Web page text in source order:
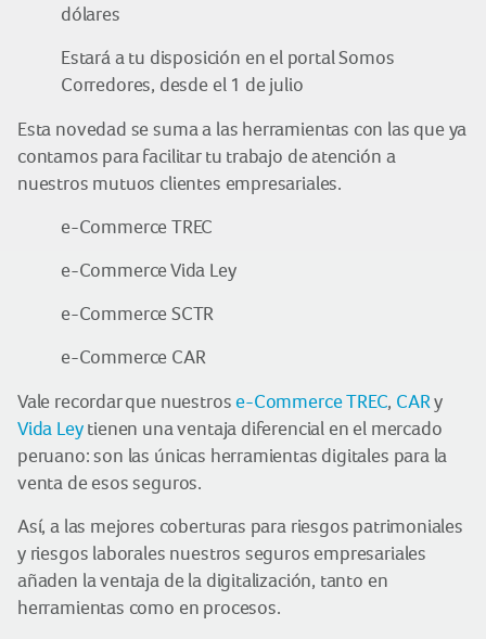
dólares
Estará a tu disposición en el portal Somos
Corredores, desde el 1 de julio
Esta novedad se suma a las herramientas con las que ya
contamos para facilitar tu trabajo de atención a
nuestros mutuos clientes empresariales.
e-Commerce TREC
e-Commerce Vida Ley
e-Commerce SCTR
e-Commerce CAR
Vale recordar que nuestrose-Commerce TREC, CARy
Vida Leytienen una ventaja diferencial en el mercado
peruano: son las únicas herramientas digitales para la
venta de esos seguros.
Así, a las mejores coberturas para riesgos patrimoniales
y riesgos laborales nuestros seguros empresariales
añaden la ventaja de la digitalización, tanto en
herramientas como en procesos.